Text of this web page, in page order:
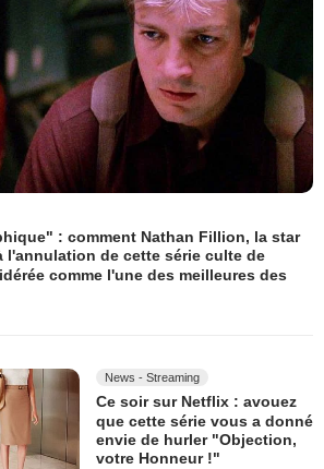
: comment Nathan Fillion, la star
l'annulation de cette série culte de
comme l'une des meilleures des
News - Streaming
Ce soir sur Netflix : avouez
que cette série vous a donné
envie de hurler "Objection,
votre Honneur !"